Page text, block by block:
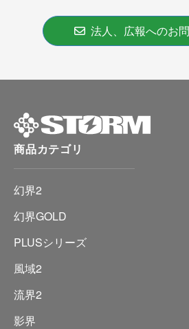
法人、広報へのお
商品カテゴリ
幻界2
幻界GOLD
PLUSシリーズ
風域2
流界2
影界